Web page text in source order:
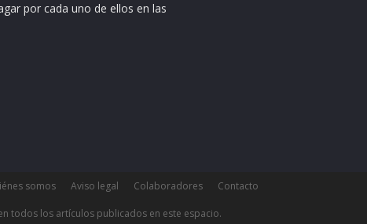
por cada uno de ellos en las
somos Aviso legal Colaboradores Contacto
todos los artículos publicados en este espacio.